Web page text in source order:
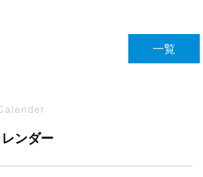
一覧
レンダー